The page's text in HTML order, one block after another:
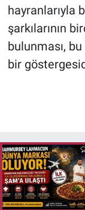
hayranlarıyla
şarkılarının
bulunması,
bir